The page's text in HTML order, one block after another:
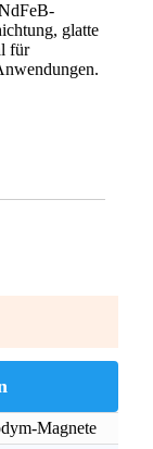
glatte
für
Magnete